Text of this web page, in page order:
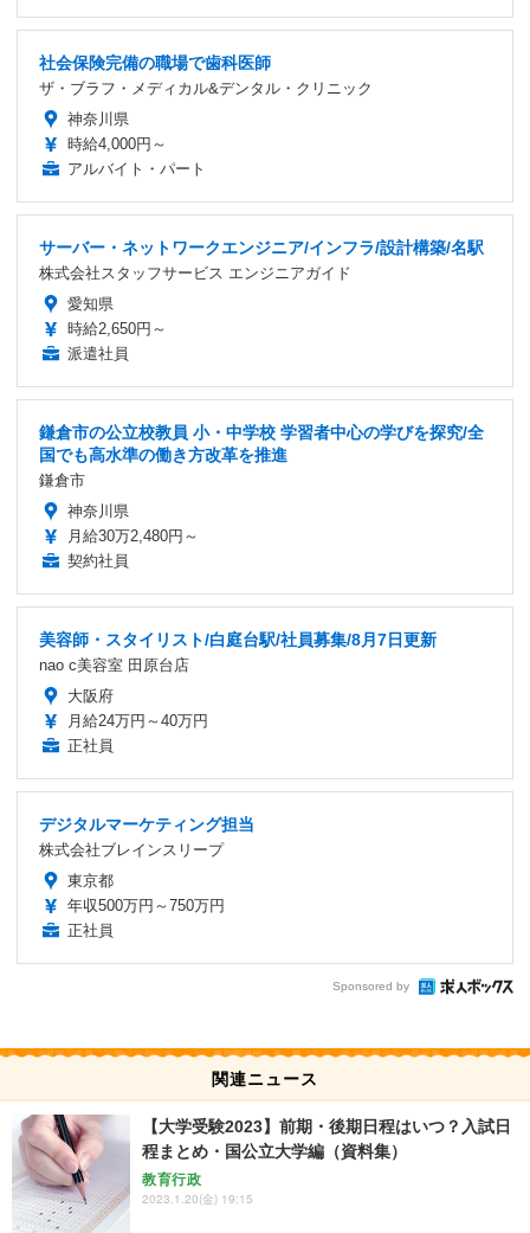
社会保険完備の職場で歯科医師
ザ・ブラフ・メディカル&デンタル・クリニック
神奈川県
時給4,000円～
アルバイト・パート
サーバー・ネットワークエンジニア/インフラ/設計構築/名駅
株式会社スタッフサービス エンジニアガイド
愛知県
時給2,650円～
派遣社員
鎌倉市の公立校教員 小・中学校 学習者中心の学びを探究/全
国でも高水準の働き方改革を推進
鎌倉市
神奈川県
月給30万2,480円～
契約社員
美容師・スタイリスト/白庭台駅/社員募集/8月7日更新
nao c美容室 田原台店
大阪府
月給24万円～40万円
正社員
デジタルマーケティング担当
株式会社ブレインスリープ
東京都
年収500万円～750万円
正社員
Sponsored by
関連ニュース
【大学受験2023】前期・後期日程はいつ？入試日
程まとめ・国公立大学編（資料集）
教育行政
2023.1.20(金) 19:15